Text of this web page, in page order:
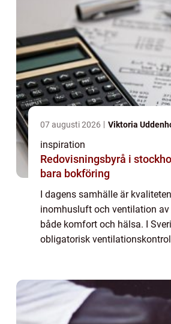
07 augusti 2026 Viktoria
inspiration
Redovisningsbyrå i stockholm
bara bokföring
I dagens samhälle är
inomhusluft och ventilation
både komfort och hälsa. I
obligatorisk